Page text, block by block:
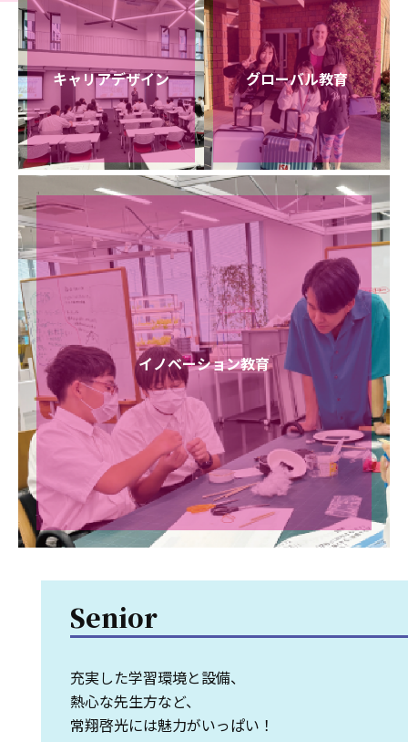
キャリアデザイン グローバル教育
イノベーション教育
Senior
充実した学習環境と設備、
熱心な先生方など、
常翔啓光には魅力がいっぱい！